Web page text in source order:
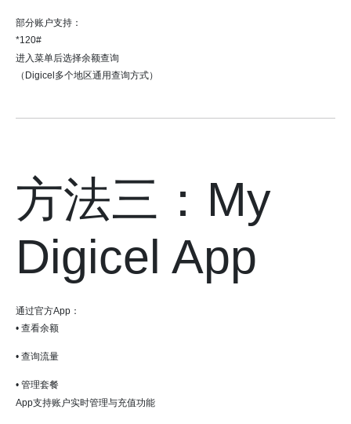
部分账户支持：
*120#
进入菜单后选择余额查询
（Digicel多个地区通用查询方式）
方法三：My
Digicel App
通过官方App：
• 查看余额
• 查询流量
• 管理套餐
App支持账户实时管理与充值功能